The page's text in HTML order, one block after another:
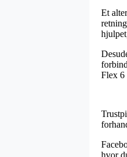
Et
Flex 6